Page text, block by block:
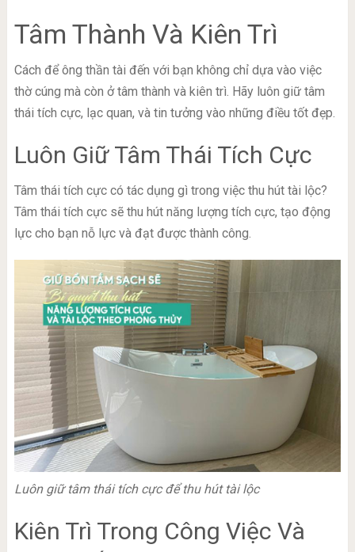
Tâm Thành Và Kiên Trì
Cách để ông thần tài đến với bạn không chỉ dựa vào việc
thờ cúng mà còn ở tâm thành và kiên trì. Hãy luôn giữ tâm
thái tích cực, lạc quan, và tin tưởng vào những điều tốt đẹp.
Luôn Giữ Tâm Thái Tích Cực
Tâm thái tích cực có tác dụng gì trong việc thu hút tài lộc?
Tâm thái tích cực sẽ thu hút năng lượng tích cực, tạo động
lực cho bạn nỗ lực và đạt được thành công.
Luôn giữ tâm thái tích cực để thu hút tài lộc
Kiên Trì Trong Công Việc Và